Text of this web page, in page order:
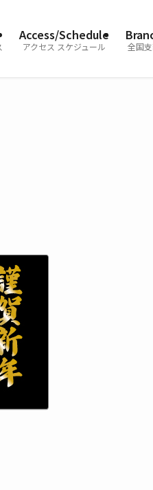
Access/Schedule
アクセス スケジュール 全国